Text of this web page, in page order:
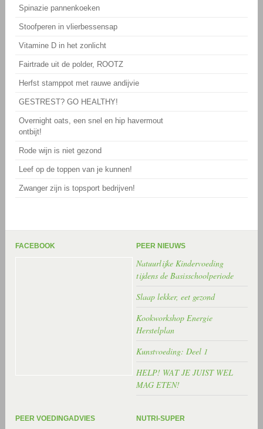
Spinazie pannenkoeken
Stoofperen in vlierbessensap
Vitamine D in het zonlicht
Fairtrade uit de polder, ROOTZ
Herfst stamppot met rauwe andijvie
GESTREST? GO HEALTHY!
Overnight oats, een snel en hip havermout
ontbijt!
Rode wijn is niet gezond
Leef op de toppen van je kunnen!
Zwanger zijn is topsport bedrijven!
FACEBOOK PEER NIEUWS
Natuurlijke Kindervoeding
tijdens de Basisschoolperiode
Slaap lekker, eet gezond
Kookworkshop Energie
Herstelplan
Kunstvoeding: Deel 1
HELP! WAT JE JUIST WEL
MAG ETEN!
PEER VOEDINGADVIES NUTRI-SUPER